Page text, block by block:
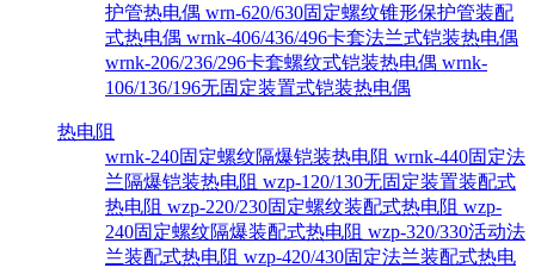
护管热电偶 wrn-620/630固定螺纹锥形保护管装配
式热电偶 wrnk-406/436/496卡套法兰式铠装热电偶
wrnk-206/236/296卡套螺纹式铠装热电偶 wrnk-
106/136/196无固定装置式铠装热电偶
热电阻
wrnk-240固定螺纹隔爆铠装热电阻 wrnk-440固定法
兰隔爆铠装热电阻 wzp-120/130无固定装置装配式
热电阻 wzp-220/230固定螺纹装配式热电阻 wzp-
240固定螺纹隔爆装配式热电阻 wzp-320/330活动法
兰装配式热电阻 wzp-420/430固定法兰装配式热电